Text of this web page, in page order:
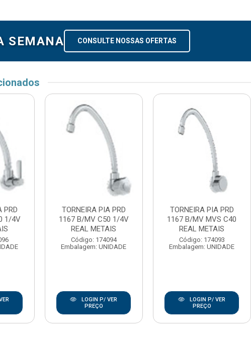
SEMANA CONSULTE NOSSAS OFERTAS
PRD
1/4V
TORNEIRA PIA PRD
1167 B/MV C50 1/4V
REAL METAIS
Código: 174094
Embalagem: UNIDADE
LOGIN P/ VER
PREÇO
TORNEIRA PIA PRD
1167 B/MV MVS C40
REAL METAIS
Código: 174093
Embalagem: UNIDADE
LOGIN P/ VER
PREÇO